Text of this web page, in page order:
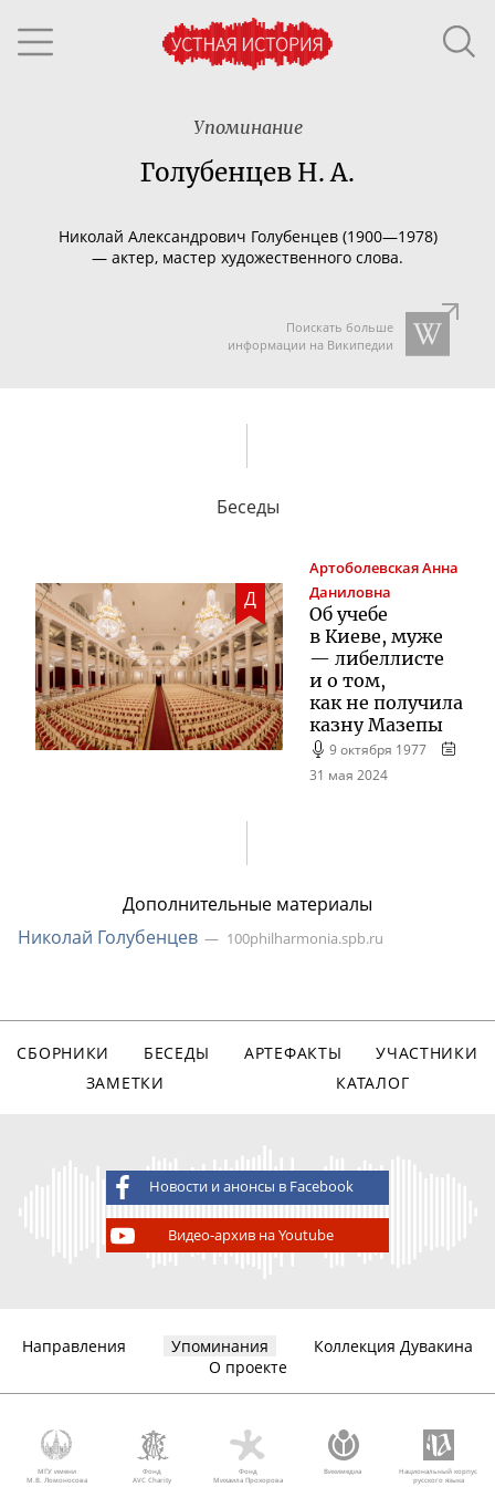
Упоминание
Голубенцев Н. А.
Николай Александрович Голубенцев (1900—1978)
— актер, мастер художественного слова.
Поискать больше
информации на Википедии
Беседы
Д
АртоболевскаяАнна
Даниловна
Об учебе
в Киеве, муже
— либеллисте
и о том,
как не получила
казну Мазепы
9 октября 1977
31 мая 2024
Дополнительные материалы
Николай Голубенцев
100philharmonia.spb.ru
СБОРНИКИ БЕСЕДЫ АРТЕФАКТЫ
УЧАСТНИКИ
ЗАМЕТКИ
КАТАЛОГ
Новости и анонсы в Facebook
Видео-архив на Youtube
Направления Упоминания
Коллекция Дувакина
О проекте
МГУ имени
М.В. Ломоносова
Фонд
AVC Charity
Фонд
Михаила Прохорова
Викимедиа
Национальный корпус
русского языка